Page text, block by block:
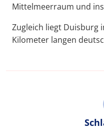
Mittelmeerraum und
Zugleich liegt Duisburg
Kilometer langen